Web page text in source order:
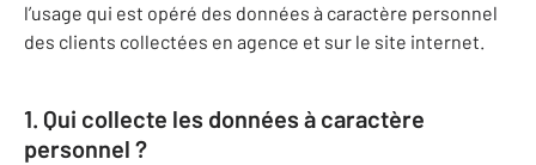
l’usage qui est opéré des données à caractère personnel
des clients collectées en agence et sur le site internet.
1. Qui collecte les données à caractère
personnel ?